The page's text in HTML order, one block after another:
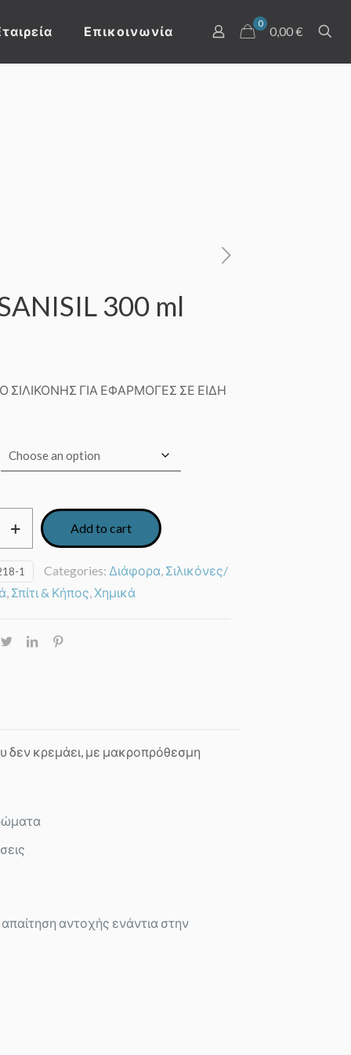
Επικοινωνία
0
0,00 €
300 ml
ΣΙΛΙΚΟΝΗΣ ΓΙΑ ΕΦΑΡΜΟΓΕΣ ΣΕ ΕΙΔΗ
Add to cart
1 Categories: Διάφορα, Σιλικόνες/
, Σπίτι & Κήπος,Χημικά
δεν κρεμάει, με μακροπρόθεσμη
αντοχής ενάντια στην